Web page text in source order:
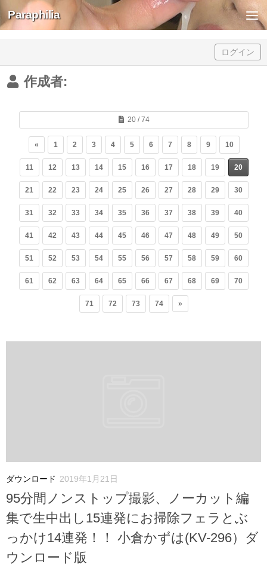
Skip to content
Paraphilia
ログイン
作成者:
20 / 74
« 1 2 3 4 5 6 7 8 9 10
11 12 13 14 15 16 17 18 19 20
21 22 23 24 25 26 27 28 29 30
31 32 33 34 35 36 37 38 39 40
41 42 43 44 45 46 47 48 49 50
51 52 53 54 55 56 57 58 59 60
61 62 63 64 65 66 67 68 69 70
71 72 73 74 »
ダウンロード 2019年1月21日
95分間ノンストップ撮影、ノーカット編
集で生中出し15連発にお掃除フェラとぶ
っかけ14連発！！ 小倉かずは(KV-296）ダ
ウンロード版